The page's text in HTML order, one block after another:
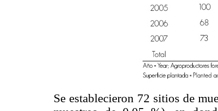
Se establecieron 72 sitios de